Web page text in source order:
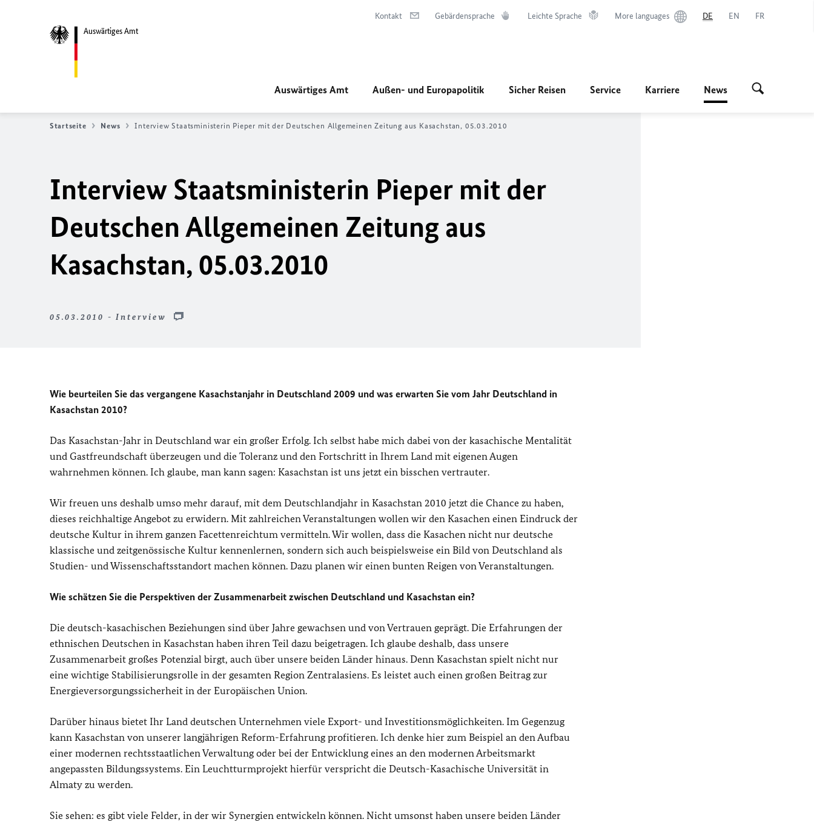
Auswärtiges Amt
Kontakt Gebärdensprache Leichte Sprache More languages DE EN FR
Auswärtiges Amt Außen- und Europapolitik Sicher Reisen Service Karriere News
Startseite News Interview Staatsministerin Pieper mit der Deutschen Allgemeinen Zeitung aus Kasachstan, 05.03.2010
Interview Staatsministerin Pieper mit der
Deutschen Allgemeinen Zeitung aus
Kasachstan, 05.03.2010
05.03.2010 - Interview
Wie beurteilen Sie das vergangene Kasachstanjahr in Deutschland 2009 und was erwarten Sie vom Jahr Deutschland in
Kasachstan 2010?
Das Kasachstan-Jahr in Deutschland war ein großer Erfolg. Ich selbst habe mich dabei von der kasachische Mentalität
und Gastfreundschaft überzeugen und die Toleranz und den Fortschritt in Ihrem Land mit eigenen Augen
wahrnehmen können. Ich glaube, man kann sagen: Kasachstan ist uns jetzt ein bisschen vertrauter.
Wir freuen uns deshalb umso mehr darauf, mit dem Deutschlandjahr in Kasachstan 2010 jetzt die Chance zu haben,
dieses reichhaltige Angebot zu erwidern. Mit zahlreichen Veranstaltungen wollen wir den Kasachen einen Eindruck der
deutsche Kultur in ihrem ganzen Facettenreichtum vermitteln. Wir wollen, dass die Kasachen nicht nur deutsche
klassische und zeitgenössische Kultur kennenlernen, sondern sich auch beispielsweise ein Bild von Deutschland als
Studien- und Wissenschaftsstandort machen können. Dazu planen wir einen bunten Reigen von Veranstaltungen.
Wie schätzen Sie die Perspektiven der Zusammenarbeit zwischen Deutschland und Kasachstan ein?
Die deutsch-kasachischen Beziehungen sind über Jahre gewachsen und von Vertrauen geprägt. Die Erfahrungen der
ethnischen Deutschen in Kasachstan haben ihren Teil dazu beigetragen. Ich glaube deshalb, dass unsere
Zusammenarbeit großes Potenzial birgt, auch über unsere beiden Länder hinaus. Denn Kasachstan spielt nicht nur
eine wichtige Stabilisierungsrolle in der gesamten Region Zentralasiens. Es leistet auch einen großen Beitrag zur
Energieversorgungssicherheit in der Europäischen Union.
Darüber hinaus bietet Ihr Land deutschen Unternehmen viele Export- und Investitionsmöglichkeiten. Im Gegenzug
kann Kasachstan von unserer langjährigen Reform-Erfahrung profitieren. Ich denke hier zum Beispiel an den Aufbau
einer modernen rechtsstaatlichen Verwaltung oder bei der Entwicklung eines an den modernen Arbeitsmarkt
angepassten Bildungssystems. Ein Leuchtturmprojekt hierfür verspricht die Deutsch-Kasachische Universität in
Almaty zu werden.
Sie sehen: es gibt viele Felder, in der wir Synergien entwickeln können. Nicht umsonst haben unsere beiden Länder